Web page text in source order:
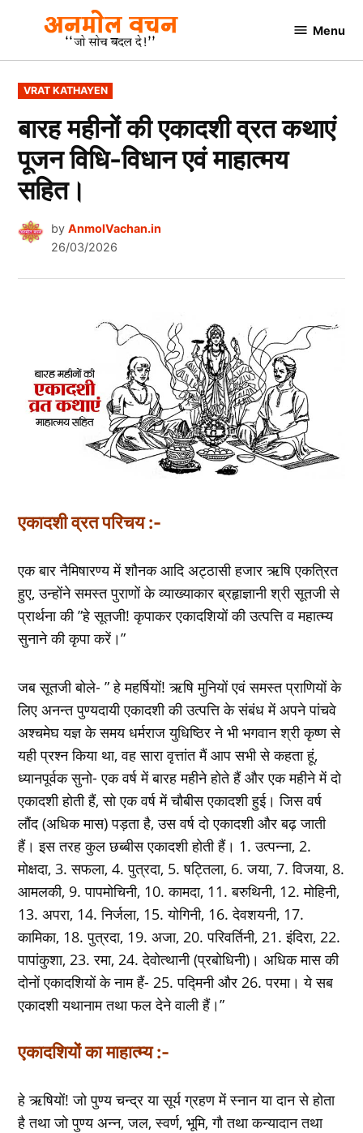
content
AnmolVachan.in
Menu
POSTED
IN
VRAT KATHAYEN
बारह महीनों की एकादशी व्रत कथाएं
पूजन विधि-विधान एवं माहात्‍मय
सहित।
by AnmolVachan.in
26/03/2026
एकादशी व्रत परिचय :-
एक बार नैमिषारण्‍य में शौनक आदि अट्ठासी हजार ऋषि एकत्रित
हुए, उन्‍होंने समस्‍त पुराणों के व्‍याख्‍याकार ब्रहृाज्ञानी श्री सूतजी से
प्रार्थना की ”हे सूतजी! कृपाकर एकादशियों की उत्पत्ति व महात्‍म्‍य
सुनाने की कृपा करें।”
जब सूतजी बोले- ” हे महर्षियों! ऋषि मुनियों एवं समस्‍त प्राणियों के
लिए अनन्‍त पुण्‍यदायी एकादशी की उत्पत्ति के संबंध में अपने पांचवे
अश्‍चमेघ यज्ञ के समय धर्मराज युधिष्ठिर ने भी भगवान श्री कृष्‍ण से
यही प्रश्‍न किया था, वह सारा वृत्तांत मैं आप सभी से कहता हूं,
ध्‍यानपूर्वक सुनो- एक वर्ष में बारह महीने होते हैं और एक महीने में दो
एकादशी होती हैं, सो एक वर्ष में चौबीस एकादशी हुई। जिस वर्ष
लौंद (अधिक मास) पड़ता है, उस वर्ष दो एकादशी और बढ़ जाती
हैं। इस तरह कुल छब्‍बीस एकादशी होती हैं। 1. उत्‍पन्‍ना, 2.
मोक्षदा, 3. सफला, 4. पुत्रदा, 5. षट्तिला, 6. जया, 7. विजया, 8.
आमलकी, 9. पापमोचिनी, 10. कामदा, 11. बरुथिनी, 12. मोहिनी,
13. अपरा, 14. निर्जला, 15. योगिनी, 16. देवशयनी, 17.
कामिका, 18. पुत्रदा, 19. अजा, 20. परिवर्तिनी, 21. इंदिरा, 22.
पापांकुशा, 23. रमा, 24. देवोत्‍थानी (प्रबोधिनी)। अधिक मास की
दोनों एकादशियों के नाम हैं- 25. पद्मिनी और 26. परमा। ये सब
एकादशी यथानाम तथा फल देने वाली हैं।”
एकादशियों का माहात्‍म्‍य :-
हे ऋषियों! जो पुण्‍य चन्‍द्र या सूर्य ग्रहण में स्‍नान या दान से होता
है तथा जो पुण्‍य अन्‍न, जल, स्‍वर्ण, भूमि, गौ तथा कन्‍यादान तथा